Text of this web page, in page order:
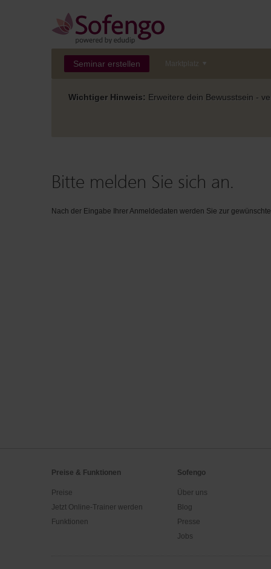
Seminar erstellen Marktplatz
Wichtiger Hinweis: Erweitere dein Bewusstsein -
Bitte melden Sie sich an.
Nach der Eingabe Ihrer Anmeldedaten werden Sie zur
Preise & Funktionen
Preise
Jetzt Online-Trainer werden
Funktionen
Sofengo
Über uns
Blog
Presse
Jobs